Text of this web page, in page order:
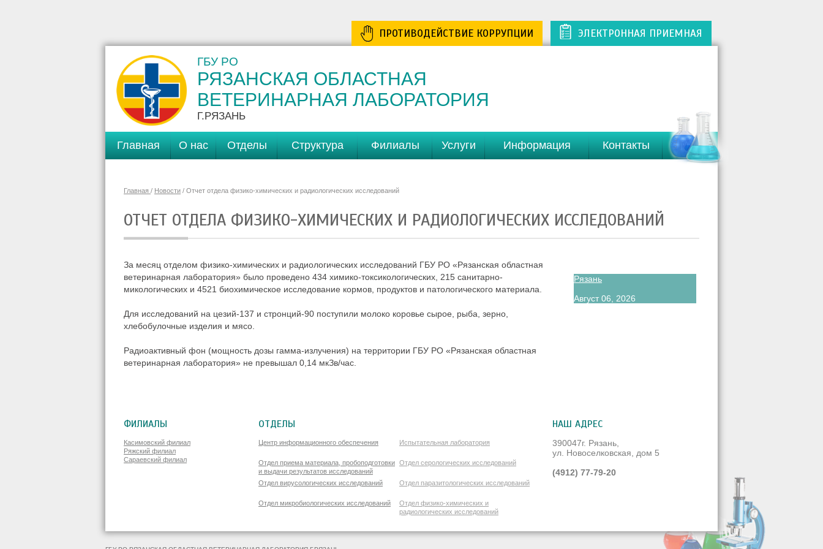
ЭЛЕКТРОННАЯ ПРИЕМНАЯ
ПРОТИВОДЕЙСТВИЕ КОРРУПЦИИ
ГБУ РО
РЯЗАНСКАЯ ОБЛАСТНАЯ
ВЕТЕРИНАРНАЯ ЛАБОРАТОРИЯ
Г.РЯЗАНЬ
Главная О нас Отделы Структура Филиалы Услуги Информация Контакты
Главная / Новости / Отчет отдела физико-химических и радиологических исследований
ОТЧЕТ ОТДЕЛА ФИЗИКО-ХИМИЧЕСКИХ И РАДИОЛОГИЧЕСКИХ ИССЛЕДОВАНИЙ
Рязань
Август 06, 2026
За месяц отделом физико-химических и радиологических исследований ГБУ РО «Рязанская областная
ветеринарная лаборатория» было проведено 434 химико-токсикологических , 215 санитарно-
микологических и 4521 биохимическое исследование кормов, продуктов и патологического материала.
Для исследований на цезий-137 и стронций-90 поступили молоко коровье сырое, рыба, зерно,
хлебобулочные изделия и мясо.
Радиоактивный фон (мощность дозы гамма-излучения) на территории ГБУ РО «Рязанская областная
ветеринарная лаборатория» не превышал 0,14 мкЗв/час.
ФИЛИАЛЫ
Касимовский филиал
Ряжский филиал
Сараевский филиал
ОТДЕЛЫ
Центр информационного обеспечения Испытательная лаборатория
Отдел приема материала, пробоподготовки
и выдачи результатов исследований
Отдел серологических исследований
Отдел вирусологических исследований Отдел паразитологических исследований
Отдел микробиологических исследований
Отдел физико-химических и
радиологических исследований
НАШ АДРЕС
390047г. Рязань,
ул. Новоселковская, дом 5
(4912) 77-79-20